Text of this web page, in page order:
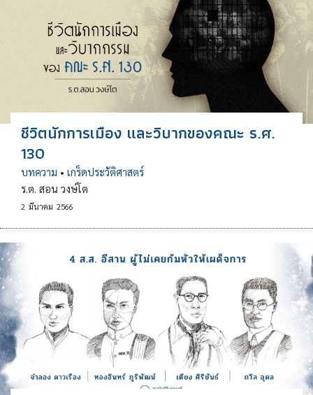
ชีวิตนักการเมือง และวิบากของคณะ ร.ศ.
130
บทความ • เกร็ดประวัติศาสตร์
ร.ต. สอน วงษ์โต
2 มีนาคม 2566